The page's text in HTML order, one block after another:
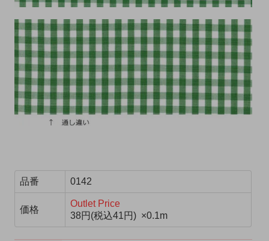
品番 0142
価格
Outlet Price
38円(税込41円) ×0.1m